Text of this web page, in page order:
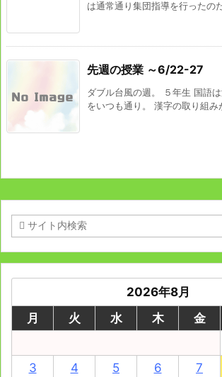
は通常通り集団指導を行ったの
先週の授業 ～6/22-27
ダブル台風の週。 ５年生 国語
をいつも通り。 漢字の取り組み
2026年8月
月
火 水 木 金
3
4 5 6 7